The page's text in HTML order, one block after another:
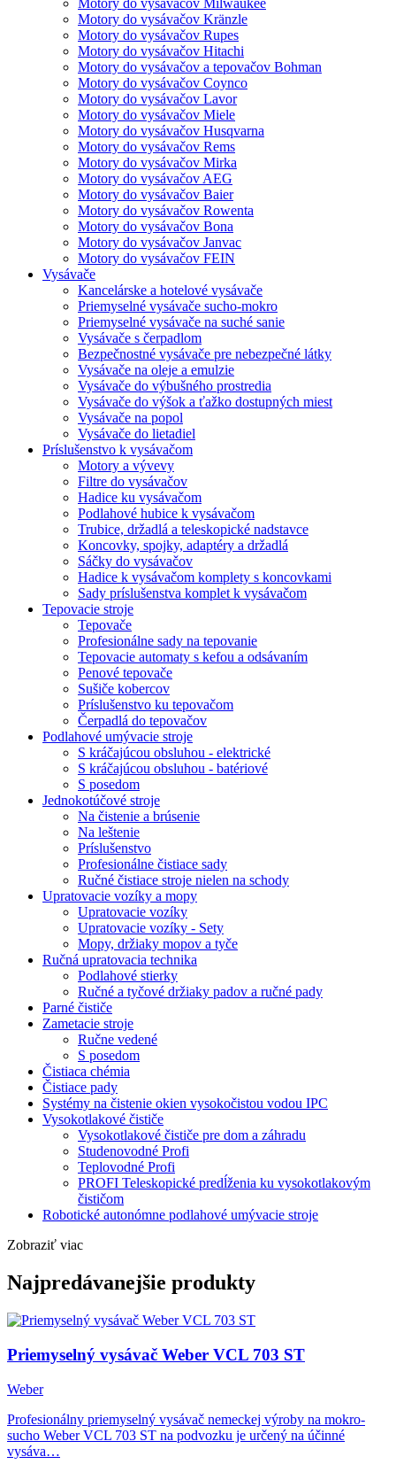
Motory do vysávačov Milwaukee
Motory do vysávačov Kränzle
Motory do vysávačov Rupes
Motory do vysávačov Hitachi
Motory do vysávačov a tepovačov Bohman
Motory do vysávačov Coynco
Motory do vysávačov Lavor
Motory do vysávačov Miele
Motory do vysávačov Husqvarna
Motory do vysávačov Rems
Motory do vysávačov Mirka
Motory do vysávačov AEG
Motory do vysávačov Baier
Motory do vysávačov Rowenta
Motory do vysávačov Bona
Motory do vysávačov Janvac
Motory do vysávačov FEIN
Vysávače
Kancelárske a hotelové vysávače
Priemyselné vysávače sucho-mokro
Priemyselné vysávače na suché sanie
Vysávače s čerpadlom
Bezpečnostné vysávače pre nebezpečné látky
Vysávače na oleje a emulzie
Vysávače do výbušného prostredia
Vysávače do výšok a ťažko dostupných miest
Vysávače na popol
Vysávače do lietadiel
Príslušenstvo k vysávačom
Motory a vývevy
Filtre do vysávačov
Hadice ku vysávačom
Podlahové hubice k vysávačom
Trubice, držadlá a teleskopické nadstavce
Koncovky, spojky, adaptéry a držadlá
Sáčky do vysávačov
Hadice k vysávačom komplety s koncovkami
Sady príslušenstva komplet k vysávačom
Tepovacie stroje
Tepovače
Profesionálne sady na tepovanie
Tepovacie automaty s kefou a odsávaním
Penové tepovače
Sušiče kobercov
Príslušenstvo ku tepovačom
Čerpadlá do tepovačov
Podlahové umývacie stroje
S kráčajúcou obsluhou - elektrické
S kráčajúcou obsluhou - batériové
S posedom
Jednokotúčové stroje
Na čistenie a brúsenie
Na leštenie
Príslušenstvo
Profesionálne čistiace sady
Ručné čistiace stroje nielen na schody
Upratovacie vozíky a mopy
Upratovacie vozíky
Upratovacie vozíky - Sety
Mopy, držiaky mopov a tyče
Ručná upratovacia technika
Podlahové stierky
Ručné a tyčové držiaky padov a ručné pady
Parné čističe
Zametacie stroje
Ručne vedené
S posedom
Čistiaca chémia
Čistiace pady
Systémy na čistenie okien vysokočistou vodou IPC
Vysokotlakové čističe
Vysokotlakové čističe pre dom a záhradu
Studenovodné Profi
Teplovodné Profi
PROFI Teleskopické predĺženia ku vysokotlakovým
čističom
Robotické autonómne podlahové umývacie stroje
Zobraziť viac
Najpredávanejšie produkty
Priemyselný vysávač Weber VCL 703 ST
Weber
Profesionálny priemyselný vysávač nemeckej výroby na mokro-
sucho Weber VCL 703 ST na podvozku je určený na účinné
vysáva…